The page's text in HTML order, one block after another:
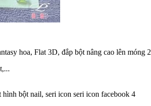
hoa, Flat 3D, đắp bột nâng cao lên móng 2
bột nail, seri icon seri icon facebook 4